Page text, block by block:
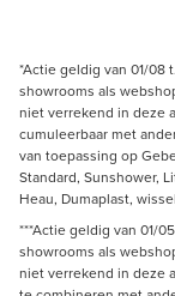
*Actie geldig van 01/08
showrooms als
niet verrekend in deze
cumuleerbaar met
van toepassing op
Standard, Sunshower,
Heau, Dumaplast,
***Actie geldig van 01/
showrooms als
niet verrekend in deze